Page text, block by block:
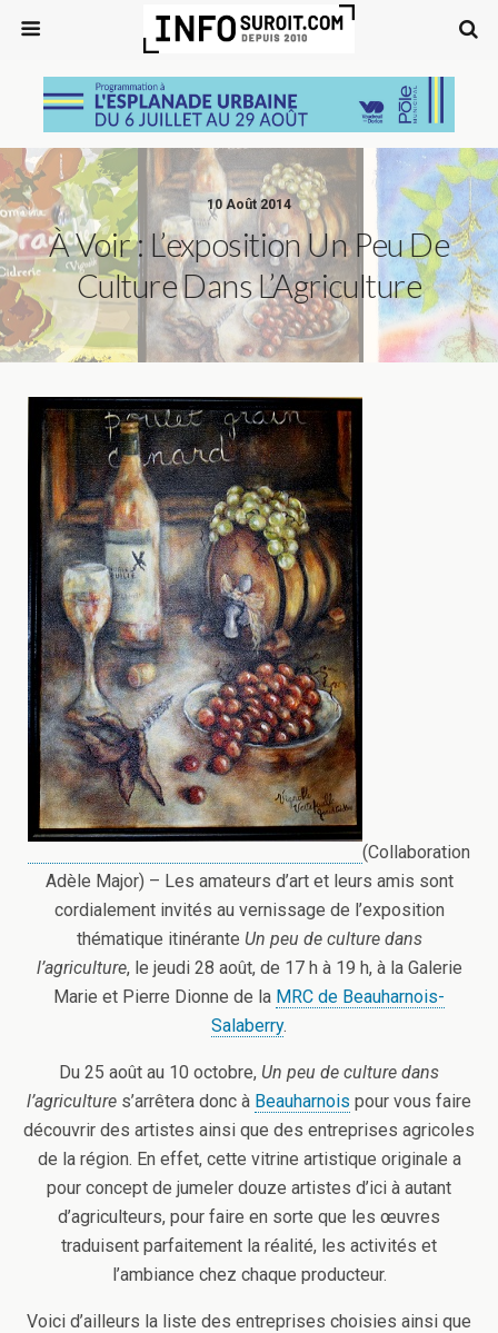
10 Août 2014
À Voir : L’exposition Un Peu De
Culture Dans L’Agriculture
(Collaboration
Adèle Major) – Les amateurs d’art et leurs amis sont
cordialement invités au vernissage de l’exposition
thématique itinérante Un peu de culture dans
l’agriculture, le jeudi 28 août, de 17 h à 19 h, à la Galerie
Marie et Pierre Dionne de la MRC de Beauharnois-
Salaberry.
Du 25 août au 10 octobre, Un peu de culture dans
l’agriculture s’arrêtera donc à Beauharnois pour vous faire
découvrir des artistes ainsi que des entreprises agricoles
de la région. En effet, cette vitrine artistique originale a
pour concept de jumeler douze artistes d’ici à autant
d’agriculteurs, pour faire en sorte que les œuvres
traduisent parfaitement la réalité, les activités et
l’ambiance chez chaque producteur.
Voici d’ailleurs la liste des entreprises choisies ainsi que